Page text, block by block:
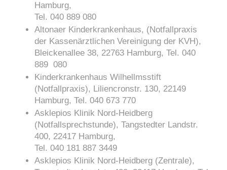
Hamburg,
Tel. 040 889 080
Altonaer Kinderkrankenhaus, (Notfallpraxis
der Kassenärztlichen Vereinigung der KVH),
Bleickenallee 38, 22763 Hamburg, Tel. 040
889 080
Kinderkrankenhaus Wilhellmsstift
(Notfallpraxis), Liliencronstr. 130, 22149
Hamburg, Tel. 040 673 770
Asklepios Klinik Nord-Heidberg
(Notfallsprechstunde), Tangstedter Landstr.
400, 22417 Hamburg,
Tel. 040 181 887 3449
Asklepios Klinik Nord-Heidberg (Zentrale),